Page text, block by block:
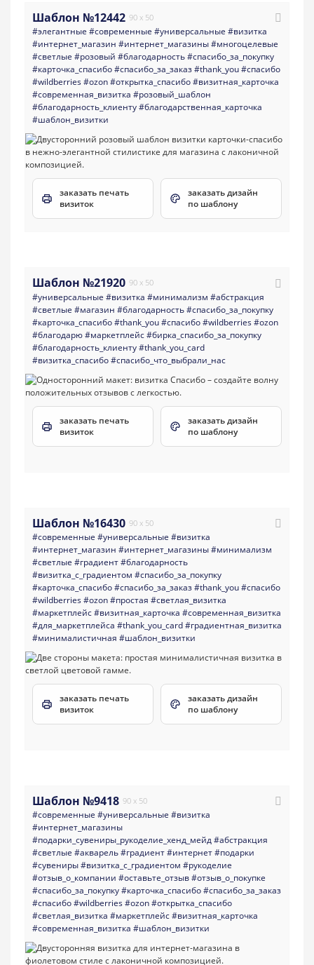
Шаблон №12442 90 x 50
#элегантные #современные #универсальные #визитка
#интернет_магазин #интернет_магазины#многоцелевые
#светлые #розовый #благодарность#спасибо_за_покупку
#карточка_спасибо#спасибо_за_заказ#thank_you#спасибо
#wildberries#ozon#открытка_спасибо#визитная_карточка
#современная_визитка #розовый_шаблон
#благодарность_клиенту#благодарственная_карточка
#шаблон_визитки
заказать печать
визиток
заказать дизайн
по шаблону
Шаблон №21920 90 x 50
#универсальные #визитка #минимализм #абстракция
#светлые #магазин #благодарность#спасибо_за_покупку
#карточка_спасибо#thank_you#спасибо#wildberries#ozon
#благодарю#маркетплейс#бирка_спасибо_за_покупку
#благодарность_клиенту#thank_you_card
#визитка_спасибо#спасибо_что_выбрали_нас
заказать печать
визиток
заказать дизайн
по шаблону
Шаблон №16430 90 x 50
#современные #универсальные #визитка
#интернет_магазин #интернет_магазины#минимализм
#светлые #градиент#благодарность
#визитка_с_градиентом #спасибо_за_покупку
#карточка_спасибо#спасибо_за_заказ#thank_you#спасибо
#wildberries#ozon#простая #светлая_визитка
#маркетплейс#визитная_карточка #современная_визитка
#для_маркетплейса #thank_you_card#градиентная_визитка
#минималистичная #шаблон_визитки
заказать печать
визиток
заказать дизайн
по шаблону
Шаблон №9418 90 x 50
#современные #универсальные #визитка
#интернет_магазины
#подарки_сувениры_рукоделие_хенд_мейд#абстракция
#светлые #акварель#градиент#интернет#подарки
#сувениры#визитка_с_градиентом #рукоделие
#отзыв_о_компании #оставьте_отзыв#отзыв_о_покупке
#спасибо_за_покупку#карточка_спасибо#спасибо_за_заказ
#спасибо#wildberries#ozon#открытка_спасибо
#светлая_визитка #маркетплейс#визитная_карточка
#современная_визитка #шаблон_визитки